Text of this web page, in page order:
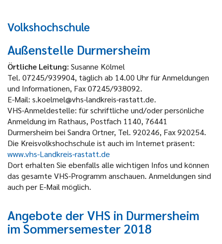
Volkshochschule
Außenstelle Durmersheim
Örtliche Leitung: Susanne Kölmel
Tel. 07245/939904, täglich ab 14.00 Uhr für Anmeldungen
und Informationen, Fax 07245/938092.
E-Mail: s.koelmel@vhs-landkreis-rastatt.de.
VHS-Anmeldestelle: für schriftliche und/oder persönliche
Anmeldung im Rathaus, Postfach 1140, 76441
Durmersheim bei Sandra Ortner, Tel. 920246, Fax 920254.
Die Kreisvolkshochschule ist auch im Internet präsent:
www.vhs-Landkreis-rastatt.de
Dort erhalten Sie ebenfalls alle wichtigen Infos und können
das gesamte VHS-Programm anschauen. Anmeldungen sind
auch per E-Mail möglich.
Angebote der VHS in Durmersheim
im Sommersemester 2018